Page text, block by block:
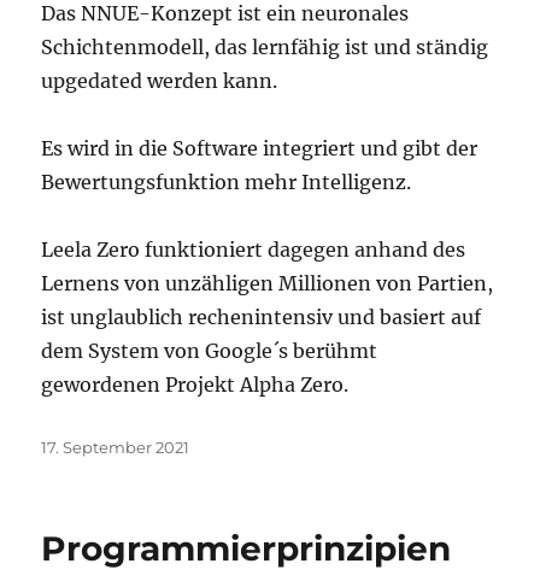
Das NNUE-Konzept ist ein neuronales
Schichtenmodell, das lernfähig ist und ständig
upgedated werden kann.
Es wird in die Software integriert und gibt der
Bewertungsfunktion mehr Intelligenz.
Leela Zero funktioniert dagegen anhand des
Lernens von unzähligen Millionen von Partien,
ist unglaublich rechenintensiv und basiert auf
dem System von Google´s berühmt
gewordenen Projekt Alpha Zero.
Veröffentlicht
17. September 2021
Programmierprinzipien